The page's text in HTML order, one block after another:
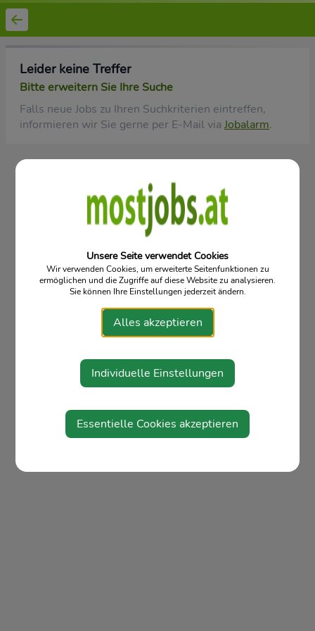
Leider keine Treffer
Bitte erweitern Sie Ihre Suche
Falls neue Jobs zu Ihren Suchkriterien eintreffen,
informieren wir Sie gerne per E-Mail via Jobalarm.
Mostjobs - niederösterreichischer Online Stellenmarkt für Ihre
Karriere
Datenschutz Kontakt Impressum
© 2026
Unsere Seite verwendet Cookies
Wir verwenden Cookies, um erweiterte Seitenfunktionen zu
ermöglichen und die Zugriffe auf diese Website zu analysieren.
Sie können Ihre Einstellungen jederzeit ändern.
Alles akzeptieren
Individuelle Einstellungen
Essentielle Cookies akzeptieren